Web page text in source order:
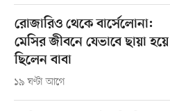
রোজারিও থেকে বার্সেলোনা:
মেসির জীবনে যেভাবে ছায়া হয়ে
ছিলেন বাবা
১৯ ঘণ্টা আগে